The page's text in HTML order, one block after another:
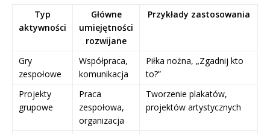
Typ
aktywności
Główne
umiejętności
rozwijane
Przykłady zastosowania
Gry
zespołowe
Współpraca,
komunikacja
Piłka nożna, „Zgadnij kto
to?”
Projekty
grupowe
Praca
zespołowa,
organizacja
Tworzenie plakatów,
projektów artystycznych